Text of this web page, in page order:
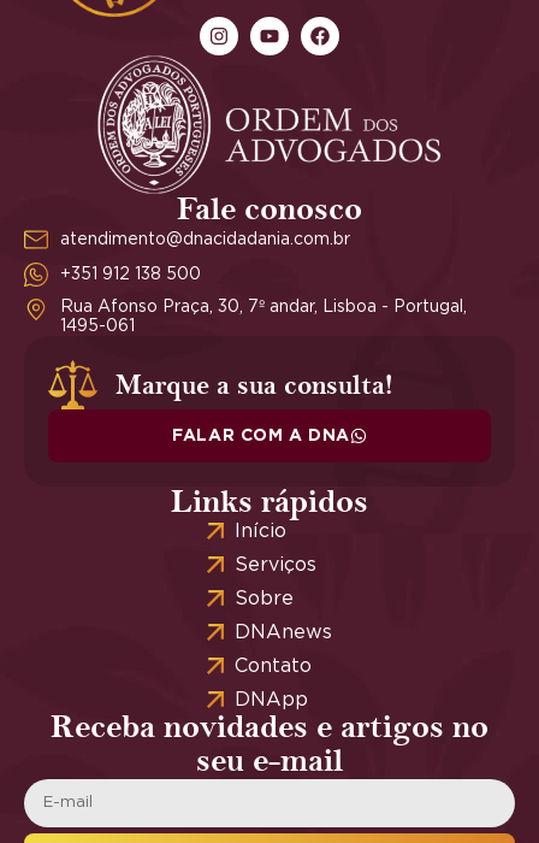
Fale conosco
atendimento@dnacidadania.com.br
+351 912 138 500
Rua Afonso Praça, 30, 7º andar, Lisboa - Portugal,
1495-061
Marque a sua consulta!
FALAR COM A DNA
Links rápidos
Início
Serviços
Sobre
DNAnews
Contato
DNApp
Receba novidades e artigos no
seu e-mail